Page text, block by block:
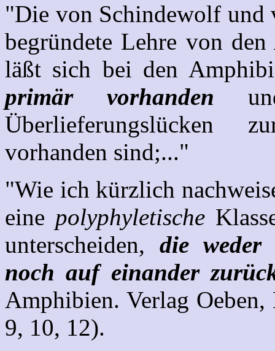
"Die von Schindewolf und
begründete Lehre von den
läßt sich bei den
primär vorhanden
Überlieferungslücken
vorhanden sind;..."
"Wie ich kürzlich
eine polyphyletische
unterscheiden, die weder
noch auf einander
Amphibien. Verlag
9, 10, 12).